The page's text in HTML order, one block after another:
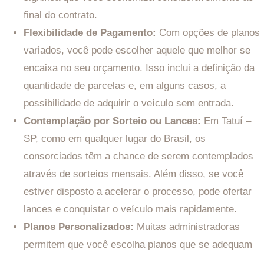
final do contrato.
Flexibilidade de Pagamento: Com opções de planos
variados, você pode escolher aquele que melhor se
encaixa no seu orçamento. Isso inclui a definição da
quantidade de parcelas e, em alguns casos, a
possibilidade de adquirir o veículo sem entrada.
Contemplação por Sorteio ou Lances: Em Tatuí –
SP, como em qualquer lugar do Brasil, os
consorciados têm a chance de serem contemplados
através de sorteios mensais. Além disso, se você
estiver disposto a acelerar o processo, pode ofertar
lances e conquistar o veículo mais rapidamente.
Planos Personalizados: Muitas administradoras
permitem que você escolha planos que se adequam